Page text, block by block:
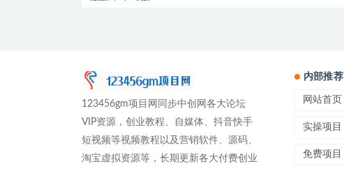
123456gm项目网同步中创网各大论坛
VIP资源，创业教程、自媒体、抖音快手
短视频等视频教程以及营销软件、源码、
淘宝虚拟资源等，长期更新各大付费创业
内部推荐
网站首页
实操项目
免费项目